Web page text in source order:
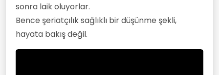
sonra laik oluyorlar.
Bence şeriatçılık sağlıklı bir düşünme şekli,
hayata bakış değil.